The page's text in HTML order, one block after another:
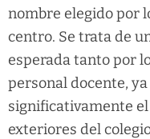
nombre elegido por
centro. Se trata de
esperada tanto por
personal docente,
significativamente el
exteriores del